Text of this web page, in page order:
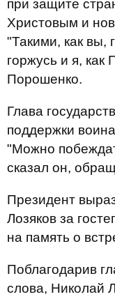
при защите
Христовым и
"Такими, как вы,
горжусь и я, как
Порошенко.
Глава
поддержки
"Можно
сказал он,
Президент
Лозяков за
на память о
Поблагодарив
слова, Николай